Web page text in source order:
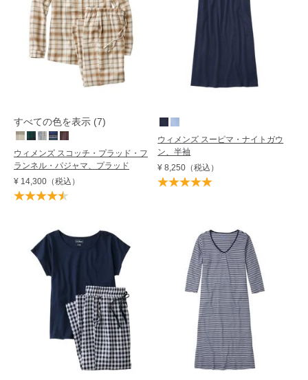
すべての色を表示 (7)
ウィメンズ スコッチ・プラッド・フ
ランネル・パジャマ、プラッド
¥ 14,300 （税込）
ウィメンズ スーピマ・ナイトガウ
ン、半袖
¥ 8,250 （税込）